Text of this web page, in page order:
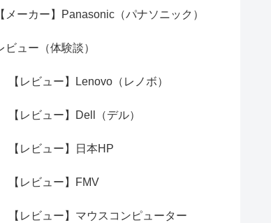
【メーカー】Panasonic（パナソニック）
ビュー（体験談）
【レビュー】Lenovo（レノボ）
【レビュー】Dell（デル）
【レビュー】日本HP
【レビュー】FMV
【レビュー】マウスコンピューター